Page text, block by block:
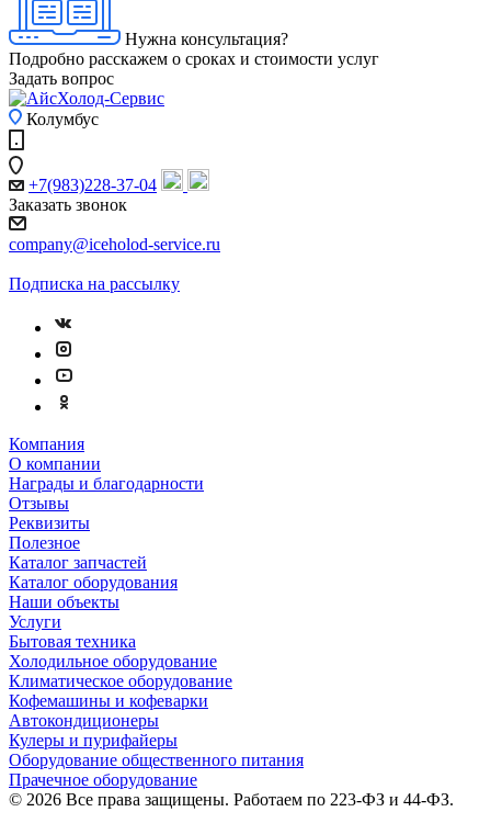
Нужна консультация?
Подробно расскажем о сроках и стоимости услуг
Задать вопрос
Колумбус
+7(983)228-37-04
Заказать звонок
company@iceholod-service.ru
Подписка на рассылку
Компания
О компании
Награды и благодарности
Отзывы
Реквизиты
Полезное
Каталог запчастей
Каталог оборудования
Наши объекты
Услуги
Бытовая техника
Холодильное оборудование
Климатическое оборудование
Кофемашины и кофеварки
Автокондиционеры
Кулеры и пурифайеры
Оборудование общественного питания
Прачечное оборудование
© 2026 Все права защищены. Работаем по 223-ФЗ и 44-ФЗ.